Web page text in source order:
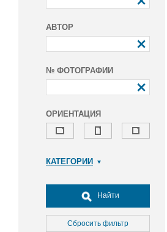
АВТОР
№ ФОТОГРАФИИ
ОРИЕНТАЦИЯ
КАТЕГОРИИ
Досуг, туризм и отдых
Культура
Медицина
Найти
Сбросить фильтр